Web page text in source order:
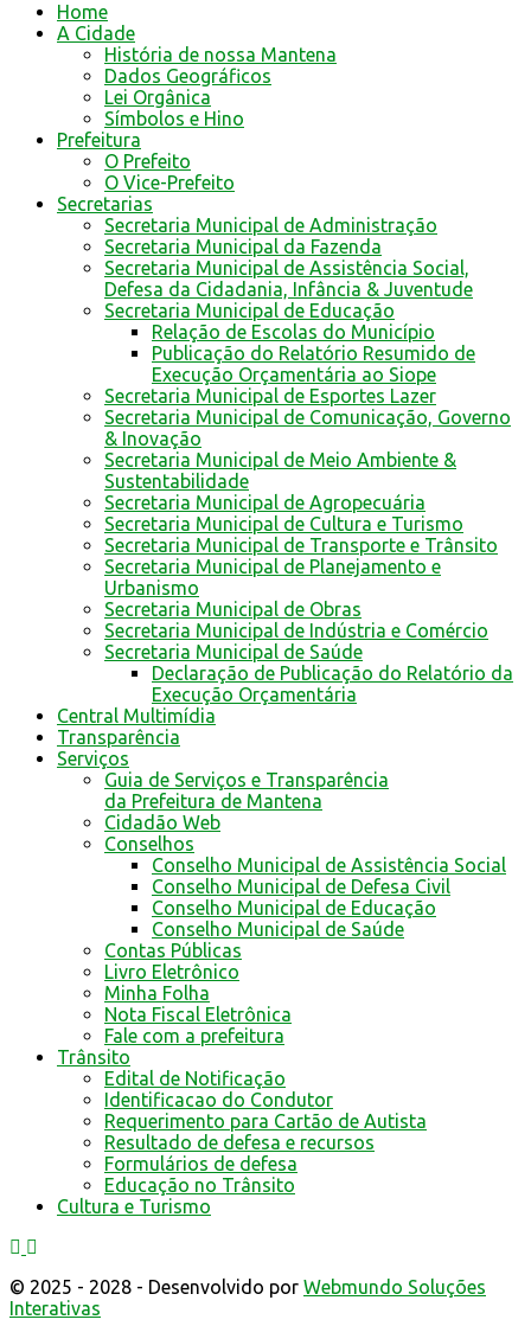
Home
A Cidade
História de nossa Mantena
Dados Geográficos
Lei Orgânica
Símbolos e Hino
Prefeitura
O Prefeito
O Vice-Prefeito
Secretarias
Secretaria Municipal de Administração
Secretaria Municipal da Fazenda
Secretaria Municipal de Assistência Social,
Defesa da Cidadania, Infância & Juventude
Secretaria Municipal de Educação
Relação de Escolas do Município
Publicação do Relatório Resumido de
Execução Orçamentária ao Siope
Secretaria Municipal de Esportes Lazer
Secretaria Municipal de Comunicação, Governo
& Inovação
Secretaria Municipal de Meio Ambiente &
Sustentabilidade
Secretaria Municipal de Agropecuária
Secretaria Municipal de Cultura e Turismo
Secretaria Municipal de Transporte e Trânsito
Secretaria Municipal de Planejamento e
Urbanismo
Secretaria Municipal de Obras
Secretaria Municipal de Indústria e Comércio
Secretaria Municipal de Saúde
Declaração de Publicação do Relatório da
Execução Orçamentária
Central Multimídia
Transparência
Serviços
Guia de Serviços e Transparência
da Prefeitura de Mantena
Cidadão Web
Conselhos
Conselho Municipal de Assistência Social
Conselho Municipal de Defesa Civil
Conselho Municipal de Educação
Conselho Municipal de Saúde
Contas Públicas
Livro Eletrônico
Minha Folha
Nota Fiscal Eletrônica
Fale com a prefeitura
Trânsito
Edital de Notificação
Identificacao do Condutor
Requerimento para Cartão de Autista
Resultado de defesa e recursos
Formulários de defesa
Educação no Trânsito
Cultura e Turismo
© 2025 - 2028 - Desenvolvido por Webmundo Soluções
Interativas